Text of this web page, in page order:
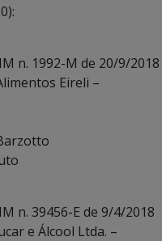
n. 1992-M de 20/9/2018
Eireli –
n. 39456-E de 9/4/2018
e Álcool Ltda. –